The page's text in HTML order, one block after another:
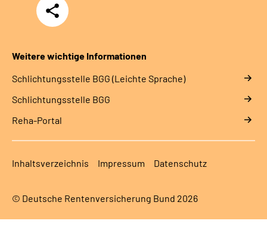
Teilen
Weitere wichtige Informationen
Schlich­tungs­stel­le BGG (Leichte Sprache)
Schlich­tungs­stel­le BGG
Reha-Portal
Inhaltsverzeichnis Impressum Datenschutz
© Deutsche Rentenversicherung Bund 2026